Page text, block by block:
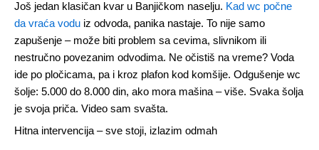
Još jedan klasičan kvar u Banjičkom naselju. Kad wc počne
da vraća vodu iz odvoda, panika nastaje. To nije samo
zapušenje – može biti problem sa cevima, slivnikom ili
nestručno povezanim odvodima. Ne očistiš na vreme? Voda
ide po pločicama, pa i kroz plafon kod komšije. Odgušenje wc
šolje: 5.000 do 8.000 din, ako mora mašina – više. Svaka šolja
je svoja priča. Video sam svašta.
Hitna intervencija – sve stoji, izlazim odmah